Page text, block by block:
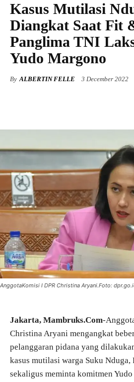
Kasus Mutilasi
Diangkat Saat Fit
Panglima TNI
Yudo Margono
By ALBERTIN FELLE 3 December 2022
AnggotaKomisi I DPR Christina Aryani.Foto:
Jakarta, Mambruks.Com-
Christina Aryani mengangkat
pelanggaran pidana yang
kasus mutilasi warga Suku Nduga,
sekaligus meminta komitmen